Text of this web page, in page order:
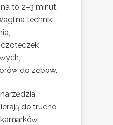
to 2–3 minut,
na techniki
do zębów.
do trudno